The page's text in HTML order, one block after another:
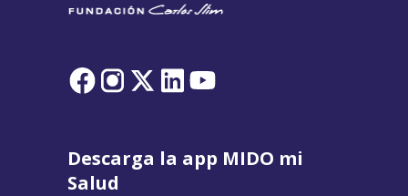
Descarga la app MIDO mi
Salud